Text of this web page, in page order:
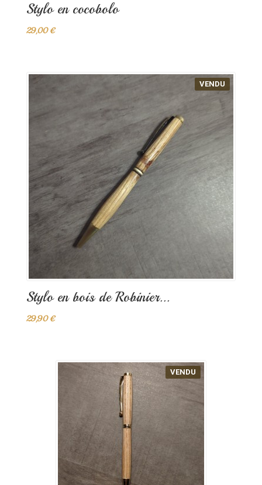
Stylo en cocobolo
29,00 €
Stylo en bois de Robinier...
29,90 €
VENDU
VENDU